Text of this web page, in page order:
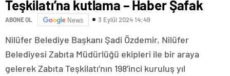
Teşkilatı’na kutlama – Haber Şafak
ABONE OL News 3 Eylül 2024 14:49
Nilüfer Belediye Başkanı Şadi Özdemir, Nilüfer
Belediyesi Zabıta Müdürlüğü ekipleri ile bir araya
gelerek Zabıta Teşkilatı’nın 198’inci kuruluş yıl